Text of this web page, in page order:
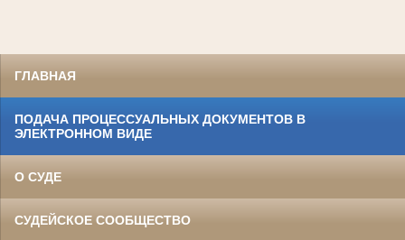
ГЛАВНАЯ
ПОДАЧА ПРОЦЕССУАЛЬНЫХ ДОКУМЕНТОВ В
ЭЛЕКТРОННОМ ВИДЕ
О СУДЕ
СУДЕЙСКОЕ СООБЩЕСТВО